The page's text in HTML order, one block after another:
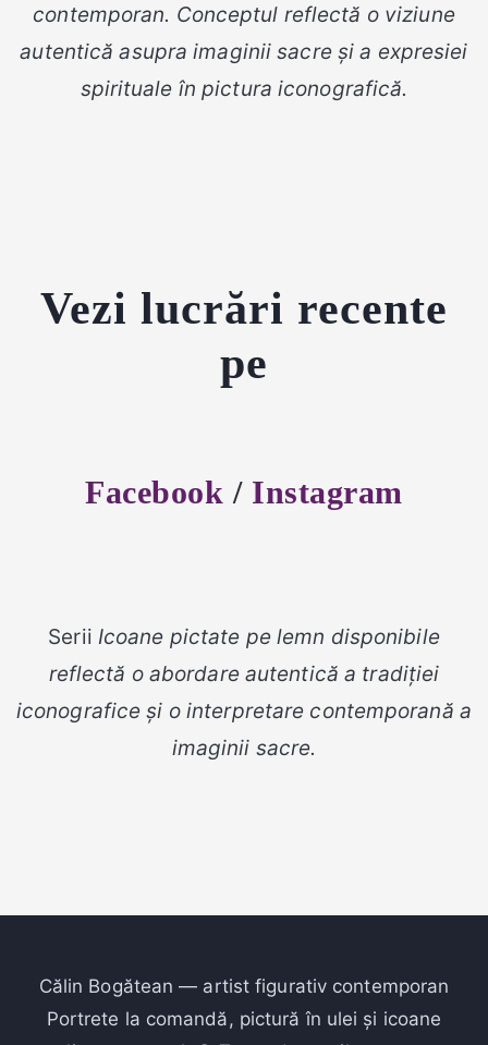
contemporan. Conceptul reflectă o viziune
autentică asupra imaginii sacre și a expresiei
spirituale în pictura iconografică.
Vezi lucrări recente
pe
Facebook / Instagram
Serii Icoane pictate pe lemn disponibile
reflectă o abordare autentică a tradiției
iconografice și o interpretare contemporană a
imaginii sacre.
Călin Bogătean — artist figurativ contemporan
Portrete la comandă, pictură în ulei și icoane